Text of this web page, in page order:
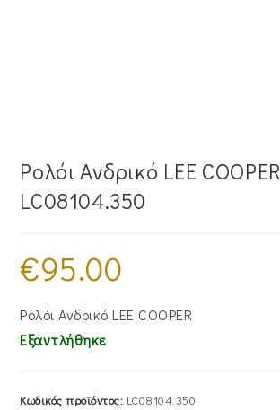
Ρολόι Ανδρικό LEE COOPER
LC08104.350
€95.00
Ρολόι Ανδρικό LEE COOPER
Εξαντλήθηκε
Κωδικός προϊόντος: LC08104.350